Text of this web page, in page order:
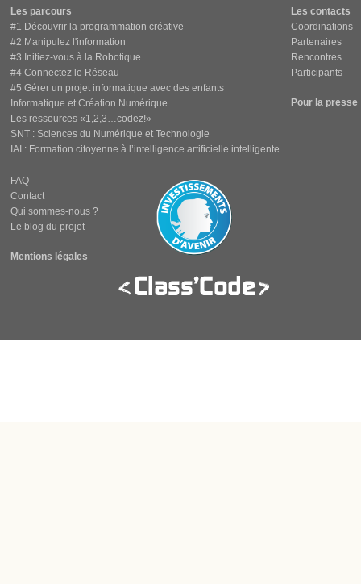
Les parcours
#1 Découvrir la programmation créative
#2 Manipulez l'information
#3 Initiez-vous à la Robotique
#4 Connectez le Réseau
#5 Gérer un projet informatique avec des enfants
Informatique et Création Numérique
Les ressources «1,2,3…codez!»
SNT : Sciences du Numérique et Technologie
IAI : Formation citoyenne à l’intelligence artificielle intelligente
Les contacts
Coordinations
Partenaires
Rencontres
Participants
Pour la presse
FAQ
Contact
Qui sommes-nous ?
Le blog du projet
Mentions légales